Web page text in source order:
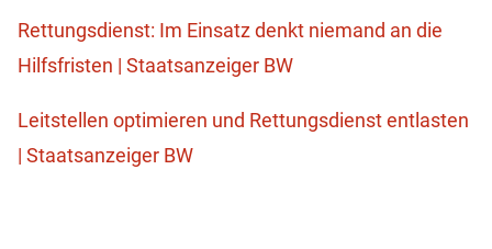
Rettungsdienst: Im Einsatz denkt niemand an die
Hilfsfristen | Staatsanzeiger BW
Leitstellen optimieren und Rettungsdienst entlasten
| Staatsanzeiger BW